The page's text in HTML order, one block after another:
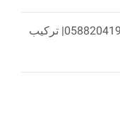
شركة تنظيف مكيفات في عجمان |0588204197| تركيب